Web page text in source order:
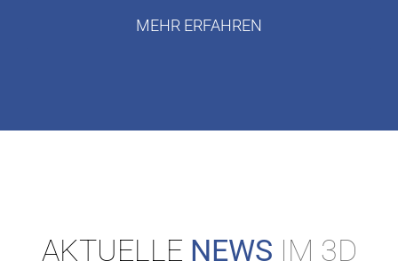
MEHR ERFAHREN
AKTUELLE NEWS IM 3D